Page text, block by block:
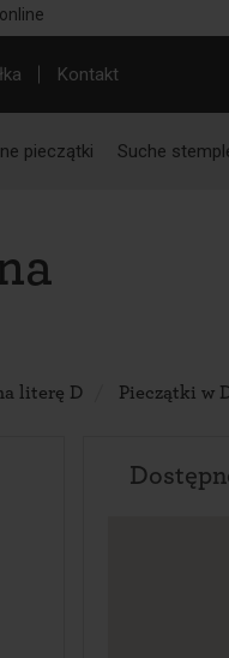
Kontakt
pieczątki Suche
literę D Pieczątki w